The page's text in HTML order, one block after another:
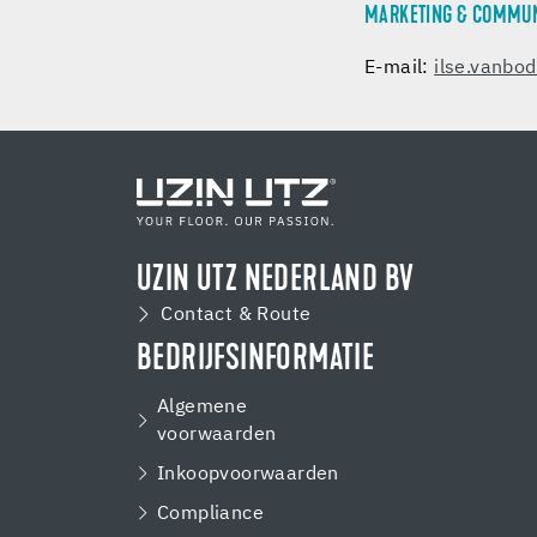
MARKETING &
E-mail:
UZIN UTZ NEDERLAND BV
Contact & Route
BEDRIJFSINFORMATIE
Algemene
voorwaarden
Inkoopvoorwaarden
Compliance